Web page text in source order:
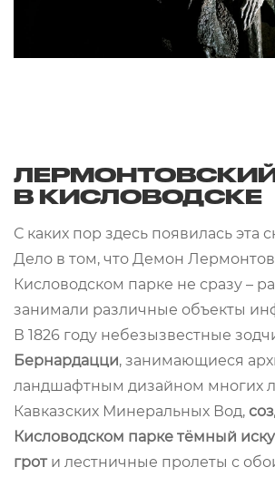
В КИСЛОВОДСКЕ
С каких пор здесь появилась эта
Дело в том, что Демон
Кисловодском парке не сразу –
занимали различные объекты
В 1826 году небезызвестные
Бернардацци, занимающиеся
ландшафтным дизайном многих
Кавказских Минеральных Вод,
Кисловодском парке тёмный
грот и лестничные пролеты с